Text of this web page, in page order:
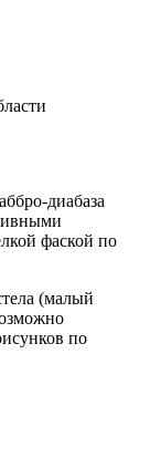
диабаза
фаской по
(малый
по